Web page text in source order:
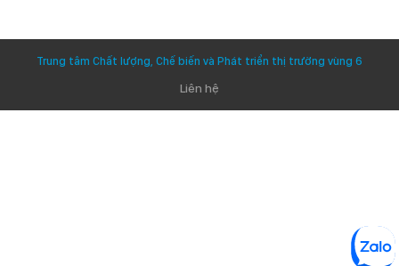
Trung tâm Chất lượng, Chế biến và Phát triển thị trường vùng 6
Liên hệ